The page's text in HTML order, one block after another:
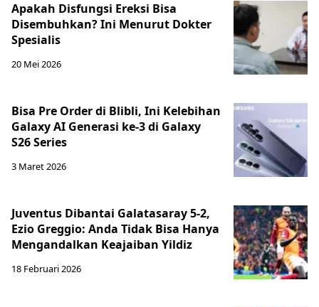
Apakah Disfungsi Ereksi Bisa
Disembuhkan? Ini Menurut Dokter
Spesialis
20 Mei 2026
Bisa Pre Order di Blibli, Ini Kelebihan
Galaxy AI Generasi ke-3 di Galaxy
S26 Series
3 Maret 2026
Juventus Dibantai Galatasaray 5-2,
Ezio Greggio: Anda Tidak Bisa Hanya
Mengandalkan Keajaiban Yildiz
18 Februari 2026